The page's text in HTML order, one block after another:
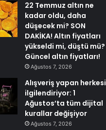
22 Temmuz altın ne
kadar oldu, daha
düşecek mi? SON
DAKİKA! Altın fiyatları
yükseldi mi, düştü mü?
Güncel altın fiyatları!
Ağustos 7, 2026
Alışveriş yapan herkesi
ilgilendiriyor: 1
Ağustos’ta tüm dijital
kurallar değişiyor
Ağustos 7, 2026